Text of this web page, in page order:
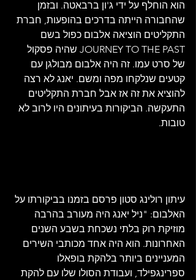
הוא הוחלף על ידי ג'ון ברבאטה. ובזמן
שהחבורה הייתה בדרכים בהופעות, חברת
התקליטים הוציאה אלבום כפול בשם
JOURNEY TO THE PAST שהיה פסקול
של סרט עמו. זה היה אלבום מבולגן עם
קטעים שנלקחו מפה ומשם. יאנג לא רצה
להוציא את זה אז אבל חברת התקליטים
התעקשה. הביקורות בעיתונים היו לרוב לא
טובות.
עיתון רולינג סטון פרסם בזמנו בביקורתו על
האלבום: "ניל יאנג היה מעורב בהרבה
מוזיקת ​​רוק בלתי נשכחת בשבע השנים
האחרונות. הוא היה אחד מכותבי השירים
המעניינים ביותר בלהקת בופאלו
ספרינגפילד, ועבודת הסולו שלו עם להקת